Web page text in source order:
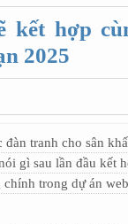
kết hợp
2025
tranh cho sân
gì sau lần đầu kết
trong dự án